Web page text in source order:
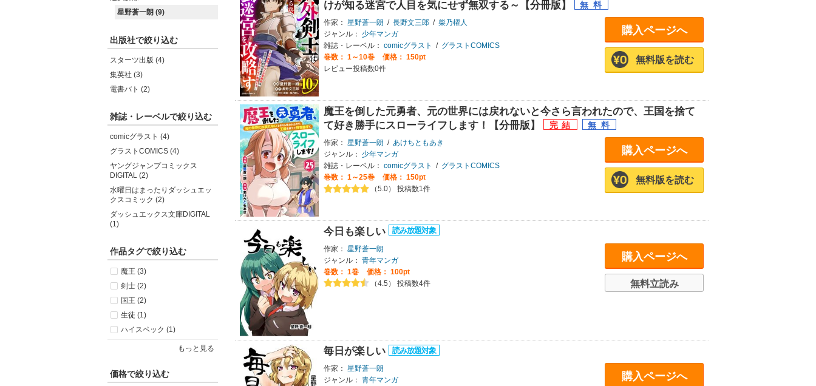
星野蒼一朗 (9)
出版社で絞り込む
スターツ出版 (4)
集英社 (3)
電書バト (2)
雑誌・レーベルで絞り込む
comicグラスト (4)
グラストCOMICS (4)
ヤングジャンプコミックス
DIGITAL (2)
水曜日はまったりダッシュエッ
クスコミック (2)
ダッシュエックス文庫DIGITAL
(1)
作品タグで絞り込む
魔王 (3)
剣士 (2)
国王 (2)
生徒 (1)
ハイスペック (1)
もっと見る
価格で絞り込む
けが知る迷宮で人目を気にせず無双する～【分冊版】
作家： 星野蒼一朗 / 長野文三郎 / 柴乃櫂人
ジャンル：
少年マンガ
雑誌・レーベル： comicグラスト / グラストCOMICS
巻数： 1～10巻
価格： 150pt
レビュー投稿数0件
購入ページへ
無料版を読む
魔王を倒した元勇者、元の世界には戻れないと今さら言われたので、王国を捨て
て好き勝手にスローライフします！【分冊版】
作家： 星野蒼一朗 / あけちともあき
ジャンル：
少年マンガ
雑誌・レーベル： comicグラスト / グラストCOMICS
巻数： 1～25巻
価格： 150pt
（5.0） 投稿数1件
購入ページへ
無料版を読む
今日も楽しい
作家： 星野蒼一朗
ジャンル： 青年マンガ
巻数： 1巻
価格： 100pt
（4.5） 投稿数4件
購入ページへ
無料立読み
毎日が楽しい
作家： 星野蒼一朗
ジャンル： 青年マンガ
購入ページへ